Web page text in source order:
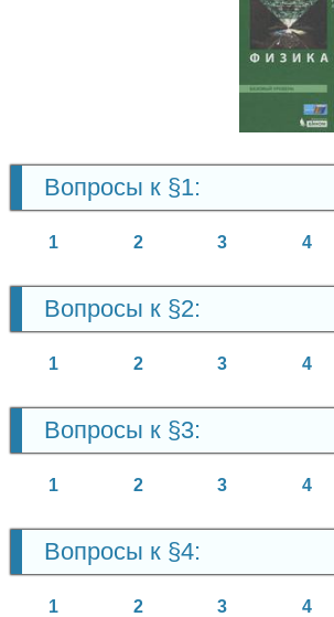
Физика
11 класс
Вопросы к §1:
1 2 3 4
Вопросы к §2:
1 2 3 4
Вопросы к §3:
1 2 3 4
Вопросы к §4:
1 2 3 4